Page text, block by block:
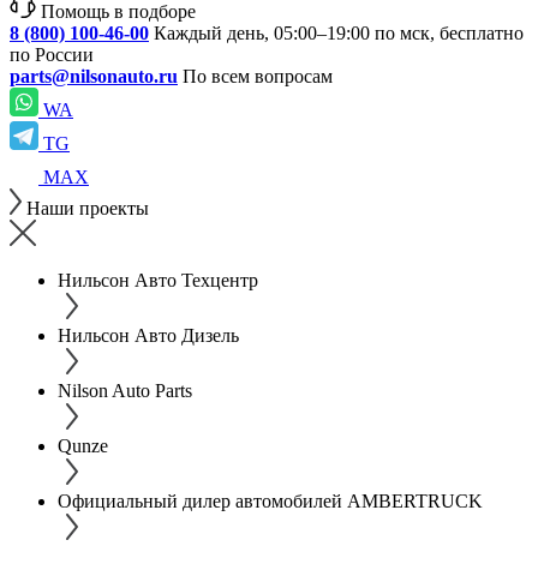
Помощь в подборе
8 (800) 100-46-00 Каждый день, 05:00–19:00 по мск, бесплатно
по России
parts@nilsonauto.ru По всем вопросам
WA
TG
MAX
Наши проекты
Нильсон Авто Техцентр
Нильсон Авто Дизель
Nilson Auto Parts
Qunze
Официальный дилер автомобилей AMBERTRUCK